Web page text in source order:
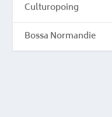
Culturopoing
Bossa Normandie